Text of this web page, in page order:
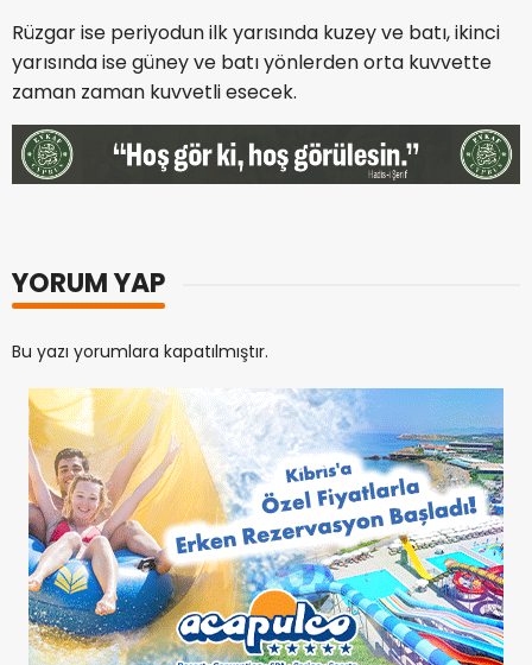
Rüzgar ise periyodun ilk yarısında kuzey ve batı, ikinci
yarısında ise güney ve batı yönlerden orta kuvvette
zaman zaman kuvvetli esecek.
YORUM YAP
Bu yazı yorumlara kapatılmıştır.